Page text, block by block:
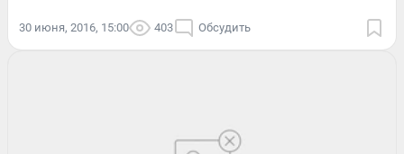
30 июня, 2016, 15:00 403 Обсудить